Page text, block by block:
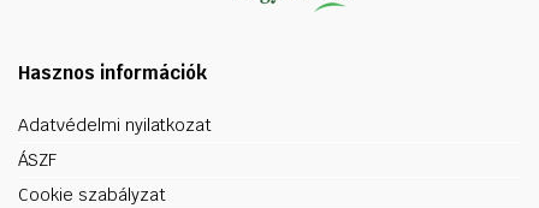
Hasznos információk
Adatvédelmi nyilatkozat
ÁSZF
Cookie szabályzat